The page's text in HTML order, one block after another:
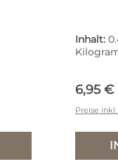
Inhalt:
6,95 €
Preise